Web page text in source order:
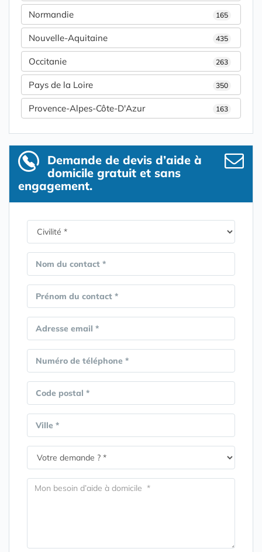
Normandie 165
Nouvelle-Aquitaine 435
Occitanie 263
Pays de la Loire 350
Provence-Alpes-Côte-D'Azur 163
Demande de devis d’aide à
domicile gratuit et sans
engagement.
Nom du contact *
Prénom du contact *
Adresse email *
Numéro de téléphone *
Code postal *
Ville *